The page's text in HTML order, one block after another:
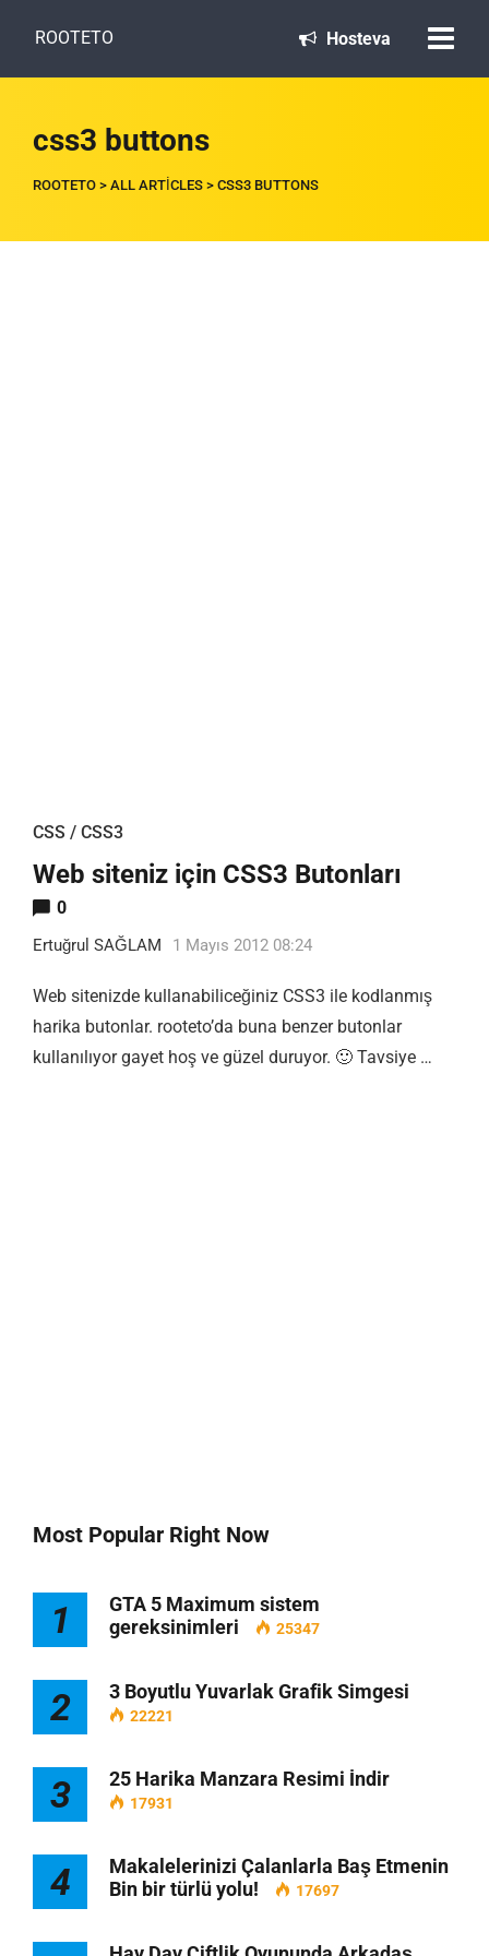
ROOTETO Hosteva
css3 buttons
ROOTETO > ALL ARTICLES > CSS3 BUTTONS
CSS / CSS3
Web siteniz için CSS3 Butonları
0
Ertuğrul SAĞLAM 1 Mayıs 2012 08:24
Web sitenizde kullanabiliceğiniz CSS3 ile kodlanmış
harika butonlar. rooteto’da buna benzer butonlar
kullanılıyor gayet hoş ve güzel duruyor. 🙂 Tavsiye …
Most Popular Right Now
1
GTA 5 Maximum sistem
gereksinimleri
25347
2 3 Boyutlu Yuvarlak Grafik Simgesi
22221
3 25 Harika Manzara Resimi İndir
17931
4
Makalelerinizi Çalanlarla Baş Etmenin
Bin bir türlü yolu!
17697